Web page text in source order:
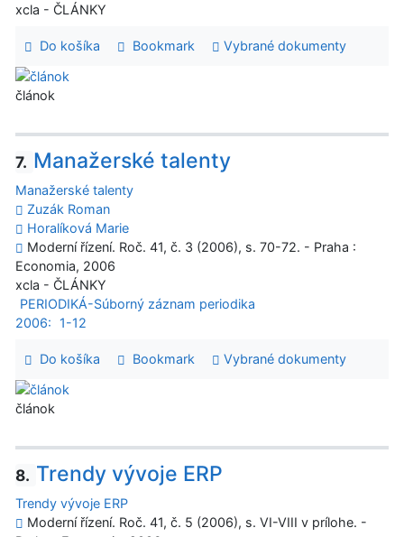
xcla - ČLÁNKY
Do košíka Bookmark Vybrané dokumenty
článok
7. Manažerské talenty
Manažerské talenty
Zuzák Roman
Horalíková Marie
Moderní řízení. Roč. 41, č. 3 (2006), s. 70-72. - Praha :
Economia, 2006
xcla - ČLÁNKY
PERIODIKÁ-Súborný záznam periodika
2006:
1-12
Do košíka Bookmark Vybrané dokumenty
článok
8. Trendy vývoje ERP
Trendy vývoje ERP
Moderní řízení. Roč. 41, č. 5 (2006), s. VI-VIII v prílohe. -